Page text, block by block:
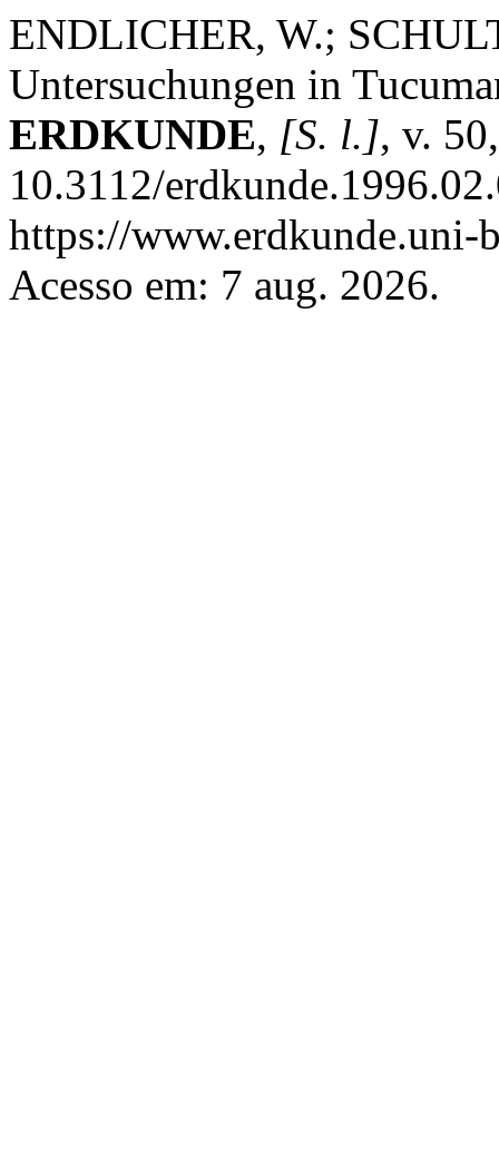
ENDLICHER, W.;
Untersuchungen in
ERDKUNDE, [S. l.], v.
10.3112/
https://www.erdkunde.uni-
Acesso em: 7 aug. 2026.